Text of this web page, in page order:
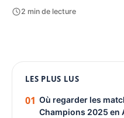
2 min de lecture
PUBLICITÉ
LES PLUS LUS
01 Où regarder les
Champions 2025 en